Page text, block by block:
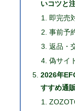
いコツと
即完売
事前予
返品・
偽サイ
2026年
すすめ通